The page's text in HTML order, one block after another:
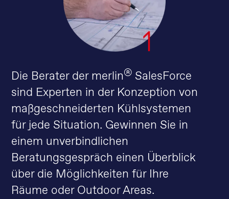
Die Berater der merlin® SalesForce
sind Experten in der Konzeption von
maßgeschneiderten Kühlsystemen
für jede Situation. Gewinnen Sie in
einem unverbindlichen
Beratungsgespräch einen Überblick
über die Möglichkeiten für Ihre
Räume oder Outdoor Areas.